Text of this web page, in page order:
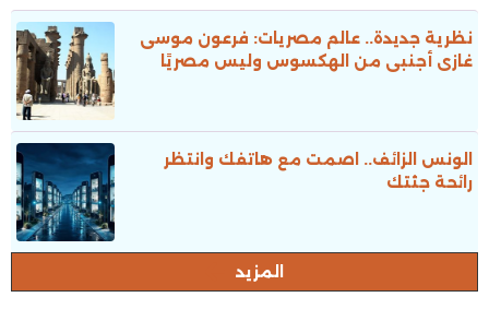
نظرية جديدة.. عالم مصريات: فرعون موسى
غازى أجنبى من الهكسوس وليس مصريًا
الونس الزائف.. اصمت مع هاتفك وانتظر
رائحة جثتك
المزيد